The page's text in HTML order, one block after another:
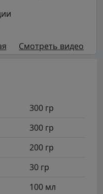
Смотреть видео
300 гр
300 гр
200 гр
30 гр
100 мл